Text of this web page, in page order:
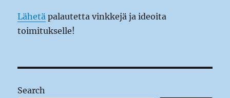
Lähetä palautetta vinkkejä ja ideoita
toimitukselle!
Search